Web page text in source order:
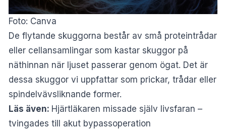
Foto: Canva
De flytande skuggorna består av små proteintrådar
eller cellansamlingar som kastar skuggor på
näthinnan när ljuset passerar genom ögat. Det är
dessa skuggor vi uppfattar som prickar, trådar eller
spindelvävsliknande former.
Läs även: Hjärtläkaren missade själv livsfaran –
tvingades till akut bypassoperation